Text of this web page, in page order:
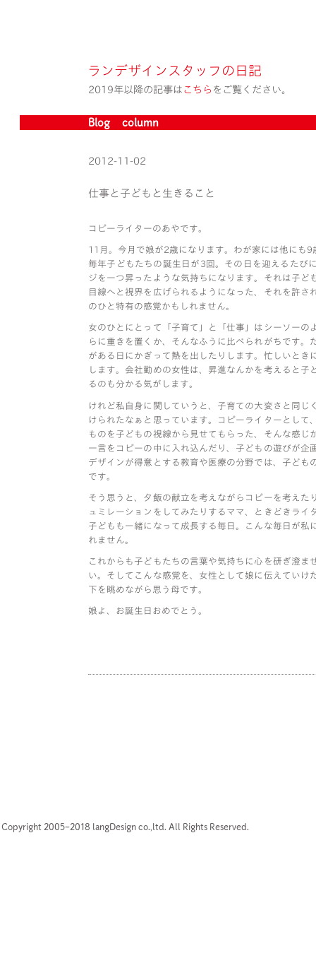
ランデザインスタッフの日記
2019年以降の記事は こちら をご覧ください。
Blog » column
2012-11-02
仕事と子どもと生きること
コピーライターのあやです。
11月。今月で娘が2歳になります。わが家には他にも
毎年子どもたちの誕生日が3回。その日を迎えるたび
ジを一つ昇ったような気持ちになります。それは子ど
目線へと視界を広げられるようになった、それを許さ
のひと特有の感覚かもしれません。
女のひとにとって「子育て」と「仕事」はシーソーの
らに重きを置くか、そんなふうに比べられがちです。
がある日にかぎって熱を出したりします。忙しいとき
します。会社勤めの女性は、昇進なんかを考えると子
るのも分かる気がします。
けれど私自身に関していうと、子育ての大変さと同じ
けられたなぁと思っています。コピーライターとして
ものを子どもの視線から見せてもらった、そんな感じ
一言をコピーの中に入れ込んだり、子どもの遊びが企
デザインが得意とする教育や医療の分野では、子ども
です。
そう思うと、夕飯の献立を考えながらコピーを考えた
ュミレーションをしてみたりするママ、ときどきライ
子どもも一緒になって成長する毎日。こんな毎日が私
れません。
これからも子どもたちの言葉や気持ちに心を研ぎ澄ま
い。そしてこんな感覚を、女性として娘に伝えていけ
下を眺めながら思う母です。
娘よ、お誕生日おめでとう。
Copyright 2005–2018 langDesign co.,ltd. All Rights Reserved.